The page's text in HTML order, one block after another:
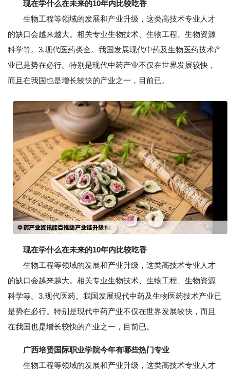
现在学什么在未来的10年内比较吃香
生物工程等领域的发展和产业升级，这类高技术专业人才
的缺口会越来越大。相关专业生物技术、生物工程、生物资源
科学等。3.现代医药类全。我国发展现代中药及生物医药技术产
业已是势在必行。特别是现代中药产业不仅在世界发展较快，
而且在我国也是增长较快的产业之一，目前已。
现在学什么在未来的10年内比较吃香
生物工程等领域的发展和产业升级，这类高技术专业人才
的缺口会越来越大。相关专业生物技术、生物工程、生物资源
科学等。3.现代医药。我国发展现代中药及生物医药技术产业已
是势在必行。特别是现代中药产业不仅在世界发展较快，而且
在我国也是增长较快的产业之一，目前已。
广西培贤国际职业学院今年有哪些热门专业
生物工程等领域的发展和产业升级，这类高技术专业人才